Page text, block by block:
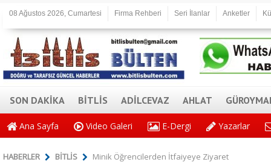
08 Ağustos 2026, Cumartesi Firma Rehberi Seri İlanlar Anketler
SON DAKİKA BİTLİS ADİLCEVAZ AHLAT
Ana Sayfa Video Galeri E-Dergi Yazarlar
HABERLER BİTLİS Minik Öğrencilerden İtfaiyeye Ziyaret